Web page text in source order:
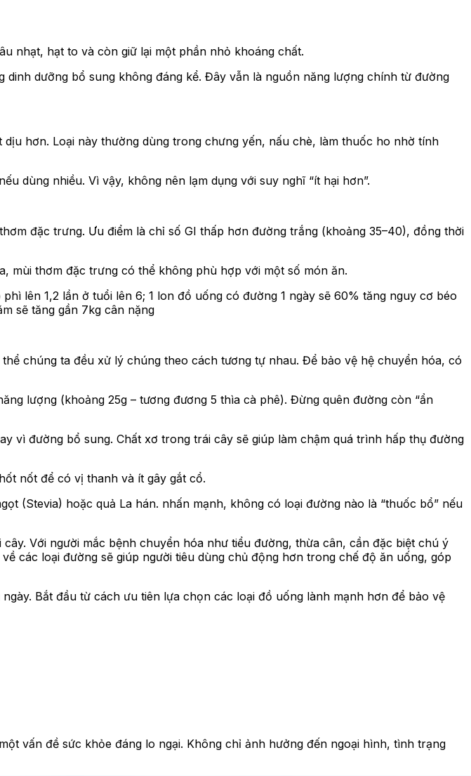
nhạt, hạt to và còn giữ lại một phần nhỏ khoáng chất.
dưỡng bổ sung không đáng kể. Đây vẫn là nguồn năng lượng chính từ đường
hơn. Loại này thường dùng trong chưng yến, nấu chè, làm thuốc ho nhờ tính
dùng nhiều. Vì vậy, không nên lạm dụng với suy nghĩ “ít hại hơn”.
đặc trưng. Ưu điểm là chỉ số GI thấp hơn đường trắng (khoảng 35–40), đồng thời
mùi thơm đặc trưng có thể không phù hợp với một số món ăn.
lên 1,2 lần ở tuổi lên 6; 1 lon đồ uống có đường 1 ngày sẽ 60% tăng nguy cơ béo
sẽ tăng gần 7kg cân nặng
chúng ta đều xử lý chúng theo cách tương tự nhau. Để bảo vệ hệ chuyển hóa, có
lượng (khoảng 25g – tương đương 5 thìa cà phê). Đừng quên đường còn “ẩn
vì đường bổ sung. Chất xơ trong trái cây sẽ giúp làm chậm quá trình hấp thụ đường
nốt để có vị thanh và ít gây gắt cổ.
(Stevia) hoặc quả La hán. nhấn mạnh, không có loại đường nào là “thuốc bổ” nếu
Với người mắc bệnh chuyển hóa như tiểu đường, thừa cân, cần đặc biệt chú ý
các loại đường sẽ giúp người tiêu dùng chủ động hơn trong chế độ ăn uống, góp
Bắt đầu từ cách ưu tiên lựa chọn các loại đồ uống lành mạnh hơn để bảo vệ
vấn đề sức khỏe đáng lo ngại. Không chỉ ảnh hưởng đến ngoại hình, tình trạng